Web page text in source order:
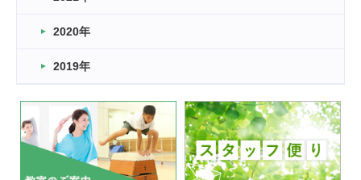
2022.11.03
緑ケ丘体育館
いたっぼーる大会☆彡
緑ケ丘体育館
2022.07.03
市内総合体育大会が開始
2020年
2019年